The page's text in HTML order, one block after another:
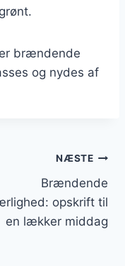
brændende
og nydes af
NÆSTE
Brændende
opskrift til
en lækker middag